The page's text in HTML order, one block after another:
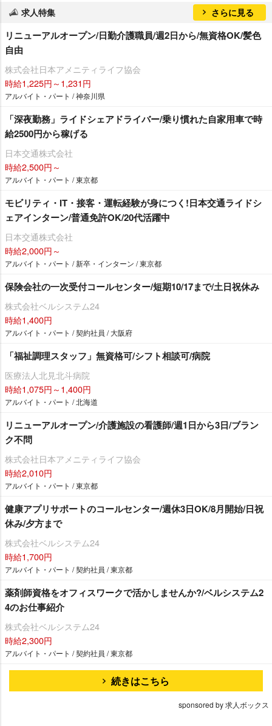
求人特集 さらに見る
リニューアルオープン/日勤介護職員/週2日から/無資格OK/髪色
自由
株式会社日本アメニティライフ協会
時給1,225円～1,231円
アルバイト・パート / 神奈川県
「深夜勤務」ライドシェアドライバー/乗り慣れた自家用車で時
給2500円から稼げる
日本交通株式会社
時給2,500円～
アルバイト・パート / 東京都
モビリティ・IT・接客・運転経験が身につく!日本交通ライドシ
ェアインターン/普通免許OK/20代活躍中
日本交通株式会社
時給2,000円～
アルバイト・パート / 新卒・インターン / 東京都
保険会社の一次受付コールセンター/短期10/17まで/土日祝休み
株式会社ベルシステム24
時給1,400円
アルバイト・パート / 契約社員 / 大阪府
「福祉調理スタッフ」無資格可/シフト相談可/病院
医療法人北見北斗病院
時給1,075円～1,400円
アルバイト・パート / 北海道
リニューアルオープン/介護施設の看護師/週1日から3日/ブラン
ク不問
株式会社日本アメニティライフ協会
時給2,010円
アルバイト・パート / 東京都
健康アプリサポートのコールセンター/週休3日OK/8月開始/日祝
休み/夕方まで
株式会社ベルシステム24
時給1,700円
アルバイト・パート / 契約社員 / 東京都
薬剤師資格をオフィスワークで活かしませんか?/ベルシステム2
4のお仕事紹介
株式会社ベルシステム24
時給2,300円
アルバイト・パート / 契約社員 / 東京都
続きはこちら
sponsored by 求人ボックス